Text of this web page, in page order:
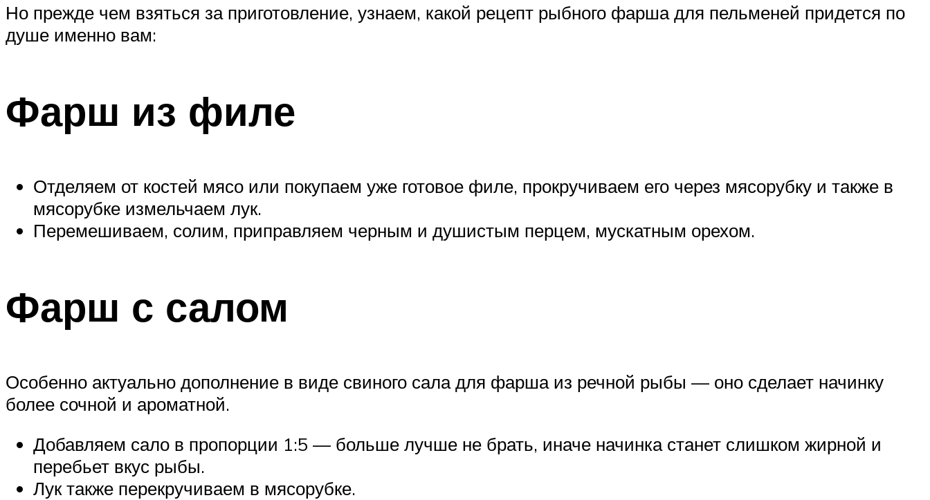
Но прежде чем взяться за приготовление, узнаем, какой рецепт рыбного фарша для пельменей придется по
душе именно вам:
Фарш из филе
Отделяем от костей мясо или покупаем уже готовое филе, прокручиваем его через мясорубку и также в
мясорубке измельчаем лук.
Перемешиваем, солим, приправляем черным и душистым перцем, мускатным орехом.
Фарш с салом
Особенно актуально дополнение в виде свиного сала для фарша из речной рыбы — оно сделает начинку
более сочной и ароматной.
Добавляем сало в пропорции 1:5 — больше лучше не брать, иначе начинка станет слишком жирной и
перебьет вкус рыбы.
Лук также перекручиваем в мясорубке.